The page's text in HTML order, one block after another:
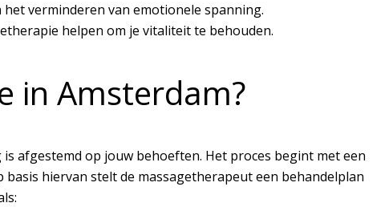
verminderen van emotionele spanning.
helpen om je vitaliteit te behouden.
in Amsterdam?
afgestemd op jouw behoeften. Het proces begint met een
hiervan stelt de massagetherapeut een behandelplan